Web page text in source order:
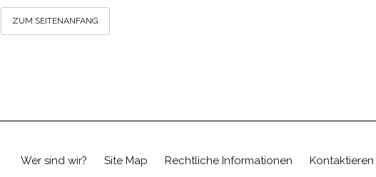
ZUM SEITENANFANG
Wer sind wir? Site Map Rechtliche Informationen Kontaktieren